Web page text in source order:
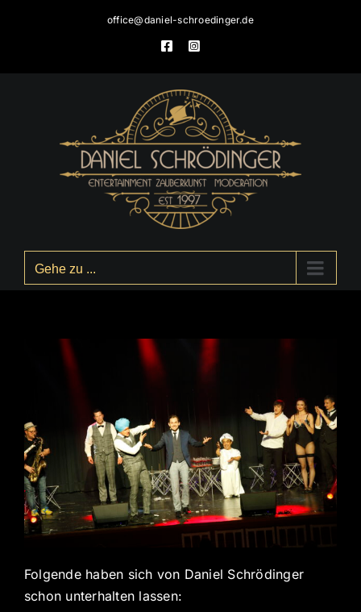
office@daniel-schroedinger.de
FacebookInstagram
Gehe zu ...
Folgende haben sich von Daniel Schrödinger
schon unterhalten lassen: